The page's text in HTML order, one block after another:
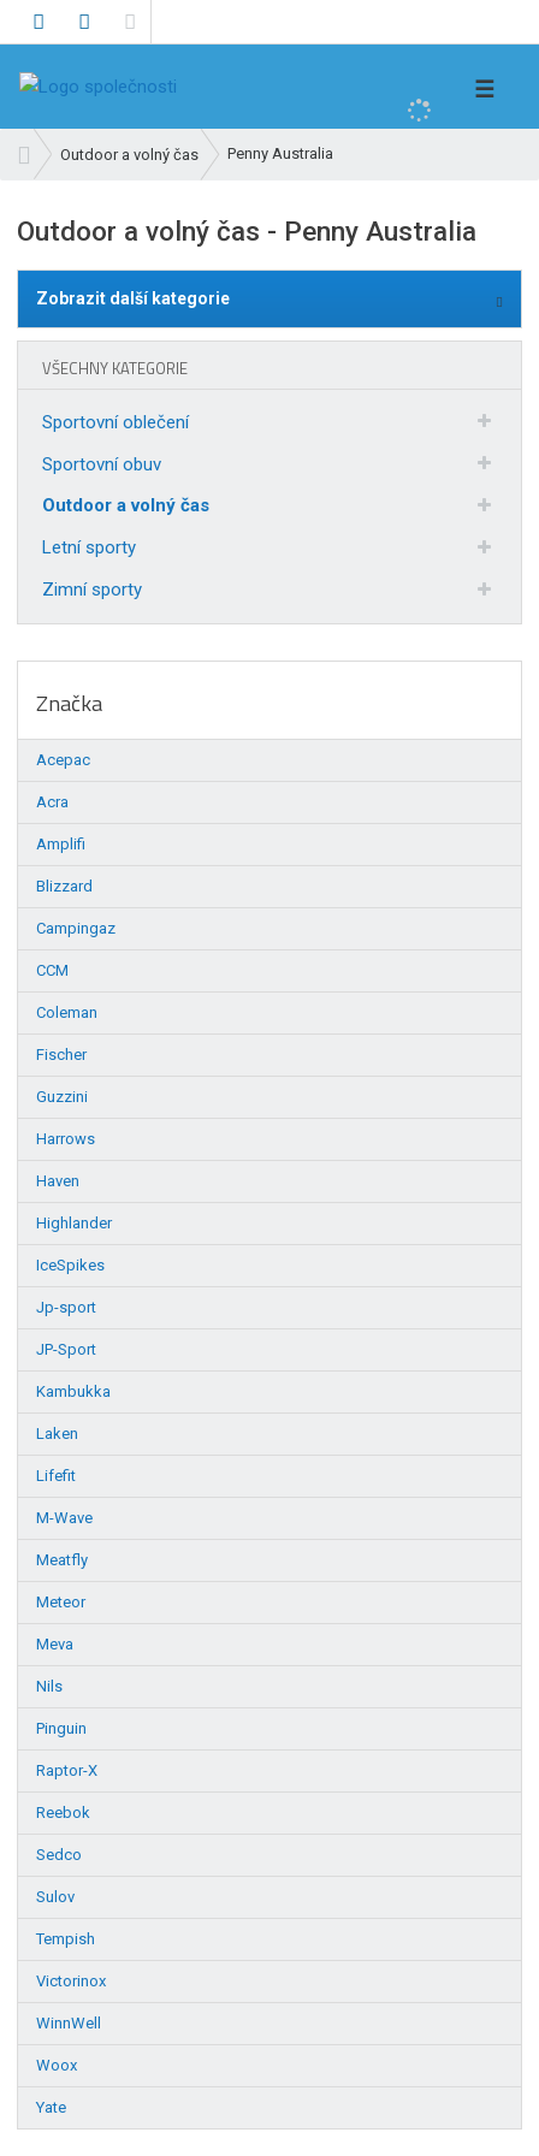
h
d
a
☰
v
d
t
Outdoor a volný čas Penny Australia
Outdoor a volný čas - Penny Australia
Zobrazit další kategorie
VŠECHNY KATEGORIE
Sportovní oblečení
Sportovní obuv
Outdoor a volný čas
Letní sporty
Zimní sporty
Značka
Acepac
Acra
Amplifi
Blizzard
Campingaz
CCM
Coleman
Fischer
Guzzini
Harrows
Haven
Highlander
IceSpikes
Jp-sport
JP-Sport
Kambukka
Laken
Lifefit
M-Wave
Meatfly
Meteor
Meva
Nils
Pinguin
Raptor-X
Reebok
Sedco
Sulov
Tempish
Victorinox
WinnWell
Woox
Yate